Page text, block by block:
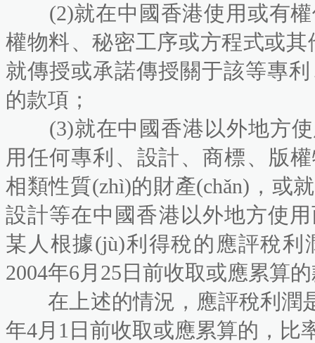
(2)就在中國香港使用或有權使
權物料、秘密工序或方程式或其
就傳授或承諾傳授關于該等專利
的款項；
(3)就在中國香港以外地方使
用任何專利、設計、商標
相類性質(zhì)的財產(chǎn)，或就
設計等在中國香港以外地方使
某人根據(jù)利得稅的應評稅
2004年6月25日前收取或應累算的款
在上述的情況，應評稅利潤
年4月1日前收取或應累算的，